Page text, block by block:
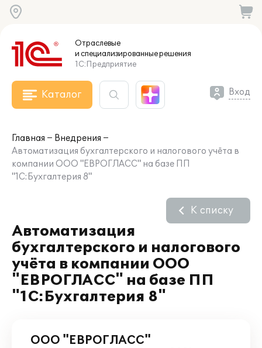
Отраслевые
и специализированныерешения
1С:Предприятие
Каталог Вход
Главная
Внедрения
Автоматизация бухгалтерского и налогового учёта в
компании ООО "ЕВРОГЛАСС" на базе ПП
"1С:Бухгалтерия 8"
Автоматизация
бухгалтерского и налогового
учёта в компании ООО
"ЕВРОГЛАСС" на базе ПП
"1С:Бухгалтерия 8"
К списку
ООО "ЕВРОГЛАСС"